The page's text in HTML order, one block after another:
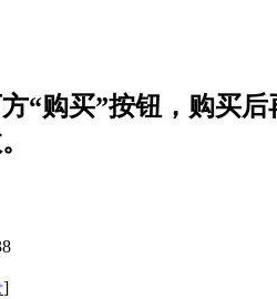
“购买”按钮，购买
]